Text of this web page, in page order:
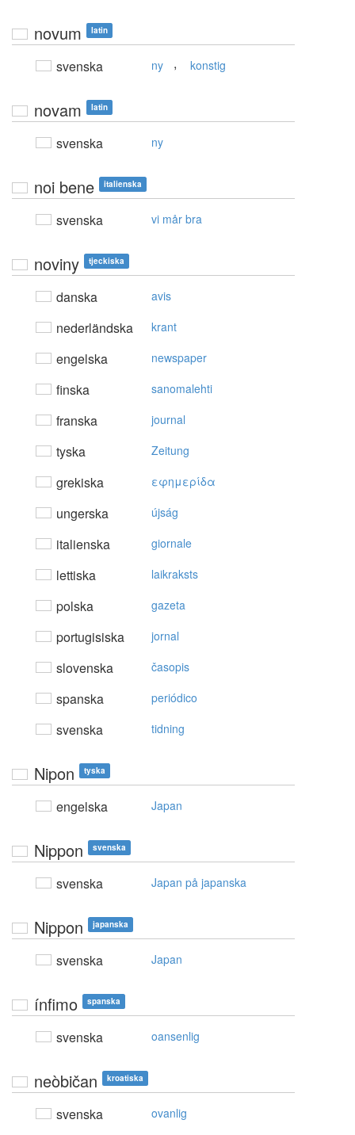
novum latin
svenska ny , konstig
novam latin
svenska ny
noi bene italienska
svenska vi mår bra
noviny tjeckiska
danska avis
nederländska krant
engelska newspaper
finska sanomalehti
franska journal
tyska Zeitung
grekiska εφημερίδα
ungerska újság
italienska giornale
lettiska laikraksts
polska gazeta
portugisiska jornal
slovenska časopis
spanska periódico
svenska tidning
Nipon tyska
engelska Japan
Nippon svenska
svenska Japan på japanska
Nippon japanska
svenska Japan
ínfimo spanska
svenska oansenlig
neòbičan kroatiska
svenska ovanlig